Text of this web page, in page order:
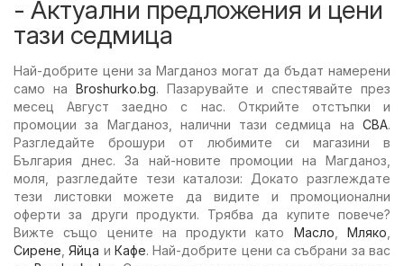
- Актуални предложения и цени
тази седмица
Най-добрите цени за Магданоз могат да бъдат намерени
само на Broshurko.bg. Пазарувайте и спестявайте през
месец Август заедно с нас. Открийте отстъпки и
промоции за Магданоз, налични тази седмица на CBA.
Разгледайте брошури от любимите си магазини в
България днес. За най-новите промоции на Магданоз,
моля, разгледайте тези каталози: Докато разглеждате
тези листовки можете да видите и промоционални
оферти за други продукти. Трябва да купите повече?
Вижте също цените на продукти като Масло ,Мляко
Сирене ,Яйца иКафе. Най-добрите цени са събрани за вас